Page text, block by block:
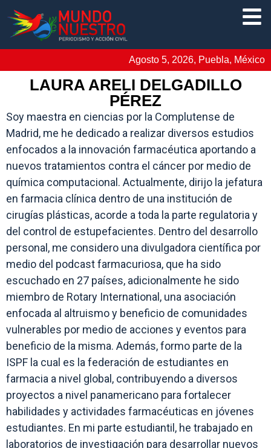
Agosto 5, 2026, Puebla, México
LAURA ARELI DELGADILLO
PÉREZ
Soy maestra en ciencias por la Complutense de
Madrid, me he dedicado a realizar diversos estudios
enfocados a la innovación farmacéutica aportando a
nuevos tratamientos contra el cáncer por medio de
química computacional. Actualmente, dirijo la jefatura
en farmacia clínica dentro de una institución de
cirugías plásticas, acorde a toda la parte regulatoria y
del control de estupefacientes. Dentro del desarrollo
personal, me considero una divulgadora científica por
medio del podcast farmacuriosa, que ha sido
escuchado en 27 países, adicionalmente he sido
miembro de Rotary International, una asociación
enfocada al altruismo y beneficio de comunidades
vulnerables por medio de acciones y eventos para
beneficio de la misma. Además, formo parte de la
ISPF la cual es la federación de estudiantes en
farmacia a nivel global, contribuyendo a diversos
proyectos a nivel panamericano para fortalecer
habilidades y actividades farmacéuticas en jóvenes
estudiantes. En mi parte estudiantil, he trabajado en
laboratorios de investigación para desarrollar nuevos